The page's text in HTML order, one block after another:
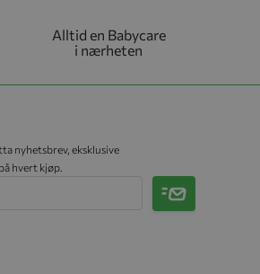
Alltid en Babycare
i nærheten
nyhetsbrev, eksklusive
hvert kjøp.
Meld på